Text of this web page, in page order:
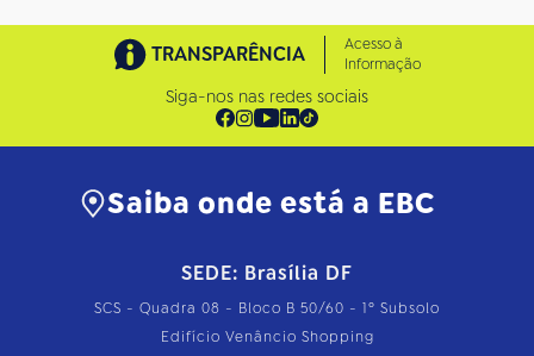
TRANSPARÊNCIA
Acesso à
Informação
Siga-nos nas redes sociais
Saiba onde está a EBC
SEDE: Brasília DF
SCS - Quadra 08 - Bloco B 50/60 - 1º Subsolo
Edifício Venâncio Shopping